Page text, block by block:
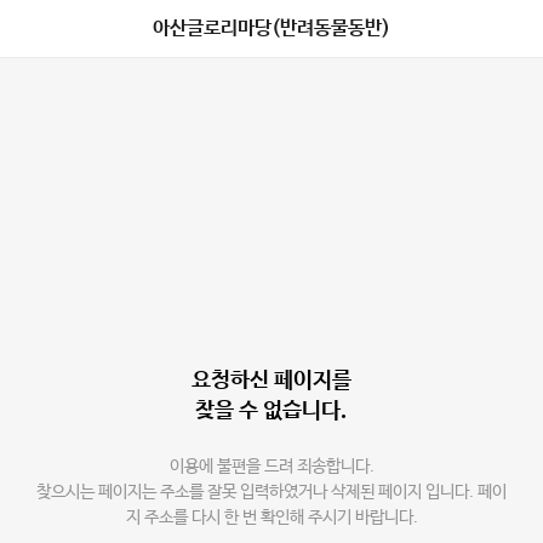
아산글로리마당(반려동물동반)
요청하신 페이지를
찾을 수 없습니다.
이용에 불편을 드려 죄송합니다.
찾으시는 페이지는 주소를 잘못 입력하였거나 삭제된 페이지 입니다. 페이
지 주소를 다시 한 번 확인해 주시기 바랍니다.